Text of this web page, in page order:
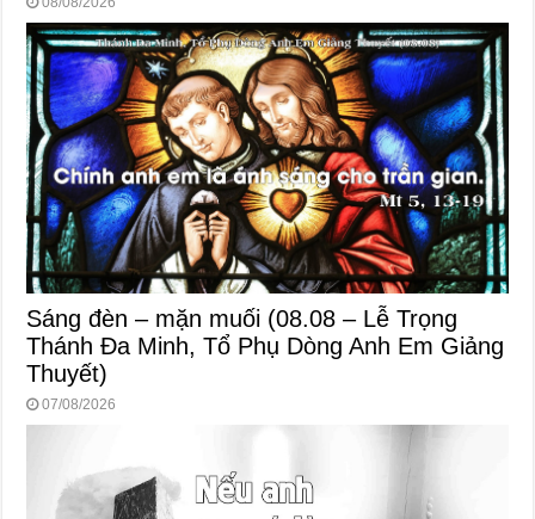
Sáng đèn – mặn muối (08.08 – Lễ Trọng
Thánh Đa Minh, Tổ Phụ Dòng Anh Em Giảng
Thuyết)
07/08/2026